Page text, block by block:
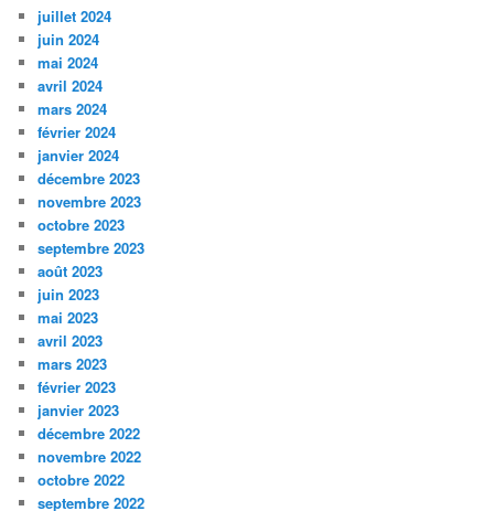
juillet 2024
juin 2024
mai 2024
avril 2024
mars 2024
février 2024
janvier 2024
décembre 2023
novembre 2023
octobre 2023
septembre 2023
août 2023
juin 2023
mai 2023
avril 2023
mars 2023
février 2023
janvier 2023
décembre 2022
novembre 2022
octobre 2022
septembre 2022